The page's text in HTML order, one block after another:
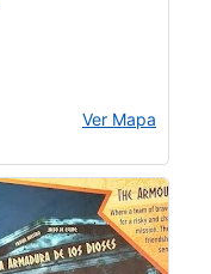
Ver Mapa